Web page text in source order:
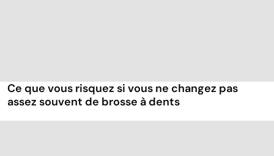
Ce que vous risquez si vous ne changez pas
assez souvent de brosse à dents